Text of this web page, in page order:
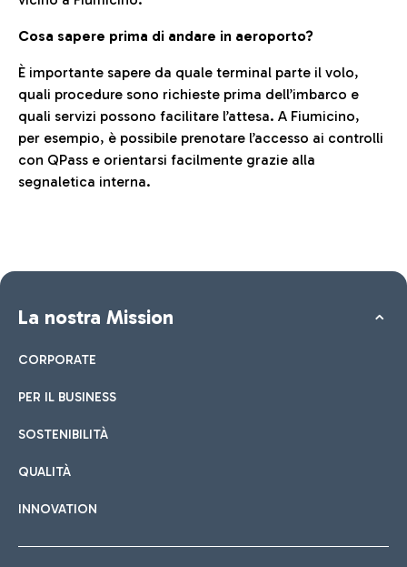
Cosa sapere prima di andare in aeroporto?
È importante sapere da quale terminal parte il volo,
quali procedure sono richieste prima dell’imbarco e
quali servizi possono facilitare l’attesa. A Fiumicino,
per esempio, è possibile prenotare l’accesso ai controlli
con QPass e orientarsi facilmente grazie alla
segnaletica interna.
La nostra Mission
CORPORATE
PER IL BUSINESS
SOSTENIBILITÀ
QUALITÀ
INNOVATION